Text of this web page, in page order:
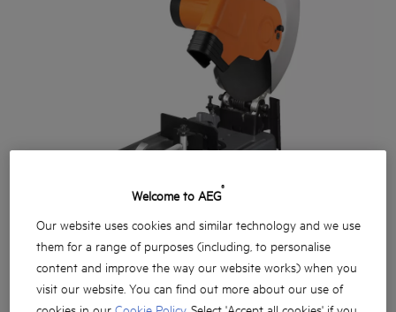
Welcome to AEG®
Our website uses cookies and similar technology and we use
them for a range of purposes (including, to personalise
content and improve the way our website works) when you
visit our website. You can find out more about our use of
cookies in ourCookie Policy. Select 'Accept all cookies' if you